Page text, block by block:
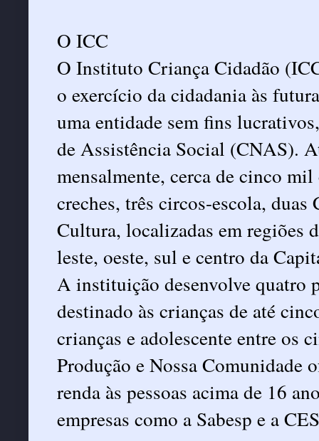
O ICC
O Instituto Criança Cidadão
o exercício da cidadania às
uma entidade sem fins
de Assistência Social (CNAS).
mensalmente, cerca de cinco
creches, três circos-escola, duas
Cultura, localizadas em regiões
leste, oeste, sul e centro da
A instituição desenvolve quatro
destinado às crianças de até
crianças e adolescente entre os
Produção e Nossa Comunidade
renda às pessoas acima de 16
empresas como a Sabesp e a